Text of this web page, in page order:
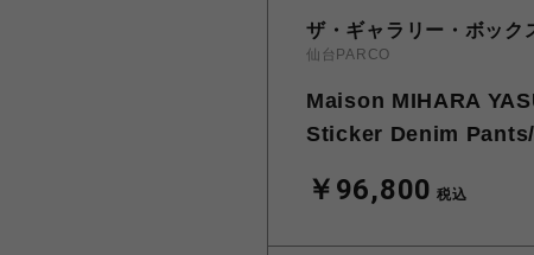
ザ・ギャラリー・ボック
仙台PARCO
Maison MIHARA
Sticker Denim
￥96,800 税込